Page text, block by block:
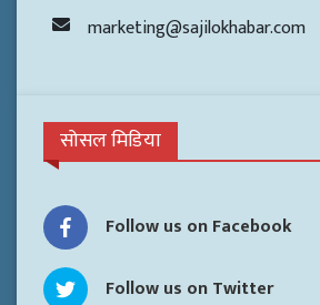
marketing@sajilokhabar.com
सोसल मिडिया
Follow us on Facebook
Follow us on Twitter